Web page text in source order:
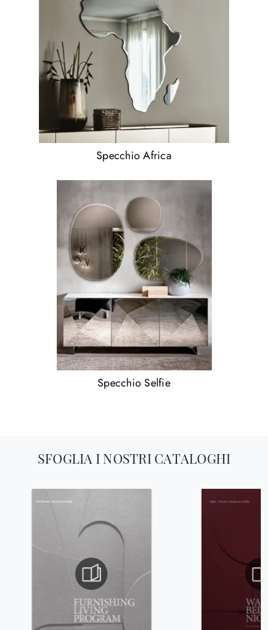
Specchio Africa
Specchio Selfie
SFOGLIA I NOSTRI CATALOGHI